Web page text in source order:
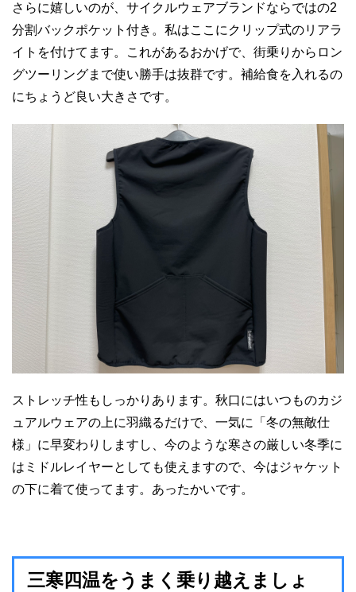
さらに嬉しいのが、サイクルウェアブランドならではの2
分割バックポケット付き。私はここにクリップ式のリアラ
イトを付けてます。これがあるおかげで、街乗りからロン
グツーリングまで使い勝手は抜群です。補給食を入れるの
にちょうど良い大きさです。
ストレッチ性もしっかりあります。秋口にはいつものカジ
ュアルウェアの上に羽織るだけで、一気に「冬の無敵仕
様」に早変わりしますし、今のような寒さの厳しい冬季に
はミドルレイヤーとしても使えますので、今はジャケット
の下に着て使ってます。あったかいです。
三寒四温をうまく乗り越えましょ